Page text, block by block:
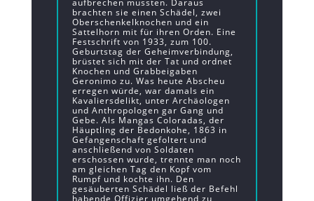
aufbrechen mussten. Daraus
brachten sie einen Schädel, zwei
Oberschenkelknochen und ein
Sattelhorn mit für ihren Orden. Eine
Festschrift von 1933, zum 100.
Geburtstag der Geheimverbindung,
brüstet sich mit der Tat und ordnet
Knochen und Grabbeigaben
Geronimo zu. Was heute Abscheu
erregen würde, war damals ein
Kavaliersdelikt, unter Archäologen
und Anthropologen gar Gang und
Gebe. Als Mangas Coloradas, der
Häuptling der Bedonkohe, 1863 in
Gefangenschaft gefoltert und
anschließend von Soldaten
erschossen wurde, trennte man noch
am gleichen Tag den Kopf vom
Rumpf und kochte ihn. Den
gesäuberten Schädel ließ der Befehl